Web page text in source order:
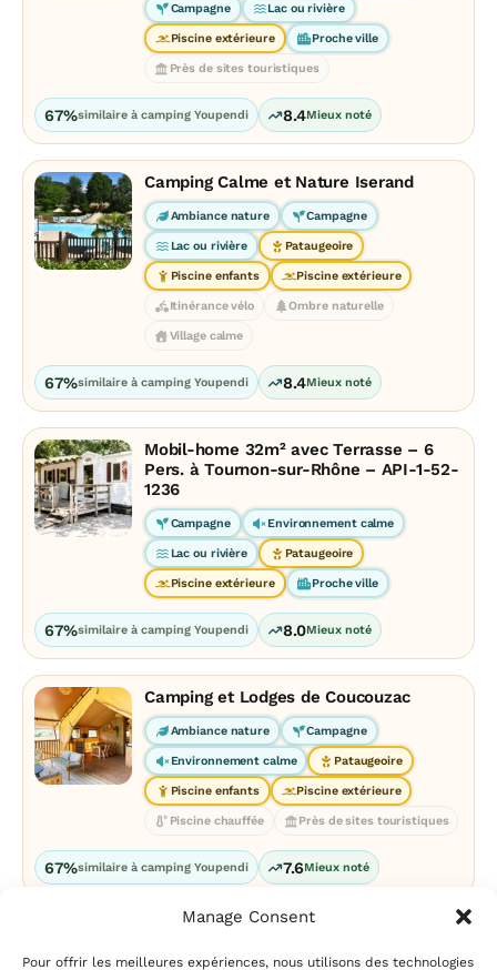
Manage Consent
Pour offrir les meilleures expériences, nous utilisons des technologies
Campagne Lac ou rivière
Piscine extérieure Proche ville
Près de sites touristiques
67%similaire à camping Youpendi 8.4Mieux noté
Camping Calme et Nature Iserand
Ambiance nature Campagne
Lac ou rivière Pataugeoire
Piscine enfants Piscine extérieure
Itinérance vélo Ombre naturelle
Village calme
67%similaire à camping Youpendi 8.4Mieux noté
Mobil-home 32m² avec Terrasse – 6
Pers. à Tournon-sur-Rhône – API-1-52-
1236
Campagne Environnement calme
Lac ou rivière Pataugeoire
Piscine extérieure Proche ville
67%similaire à camping Youpendi 8.0Mieux noté
Camping et Lodges de Coucouzac
Ambiance nature Campagne
Environnement calme Pataugeoire
Piscine enfants Piscine extérieure
Piscine chauffée Près de sites touristiques
67%similaire à camping Youpendi 7.6Mieux noté